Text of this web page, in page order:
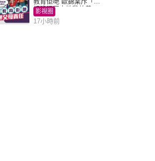
細路唔同走地雞放養」
影視圈
17小時前